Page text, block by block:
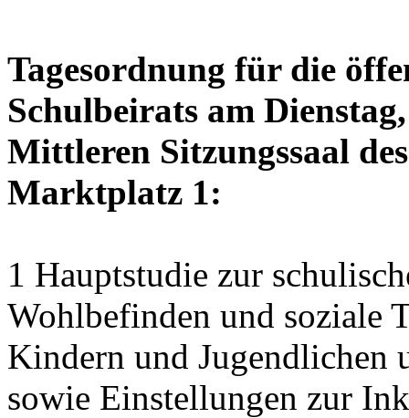
Tagesordnung für die
Schulbeirats am
Mittleren Sitzungssaal
Marktplatz 1:
1 Hauptstudie zur
Wohlbefinden und soziale
Kindern und
sowie Einstellungen zur